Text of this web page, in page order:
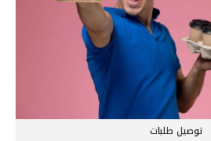
توصيل طلبات